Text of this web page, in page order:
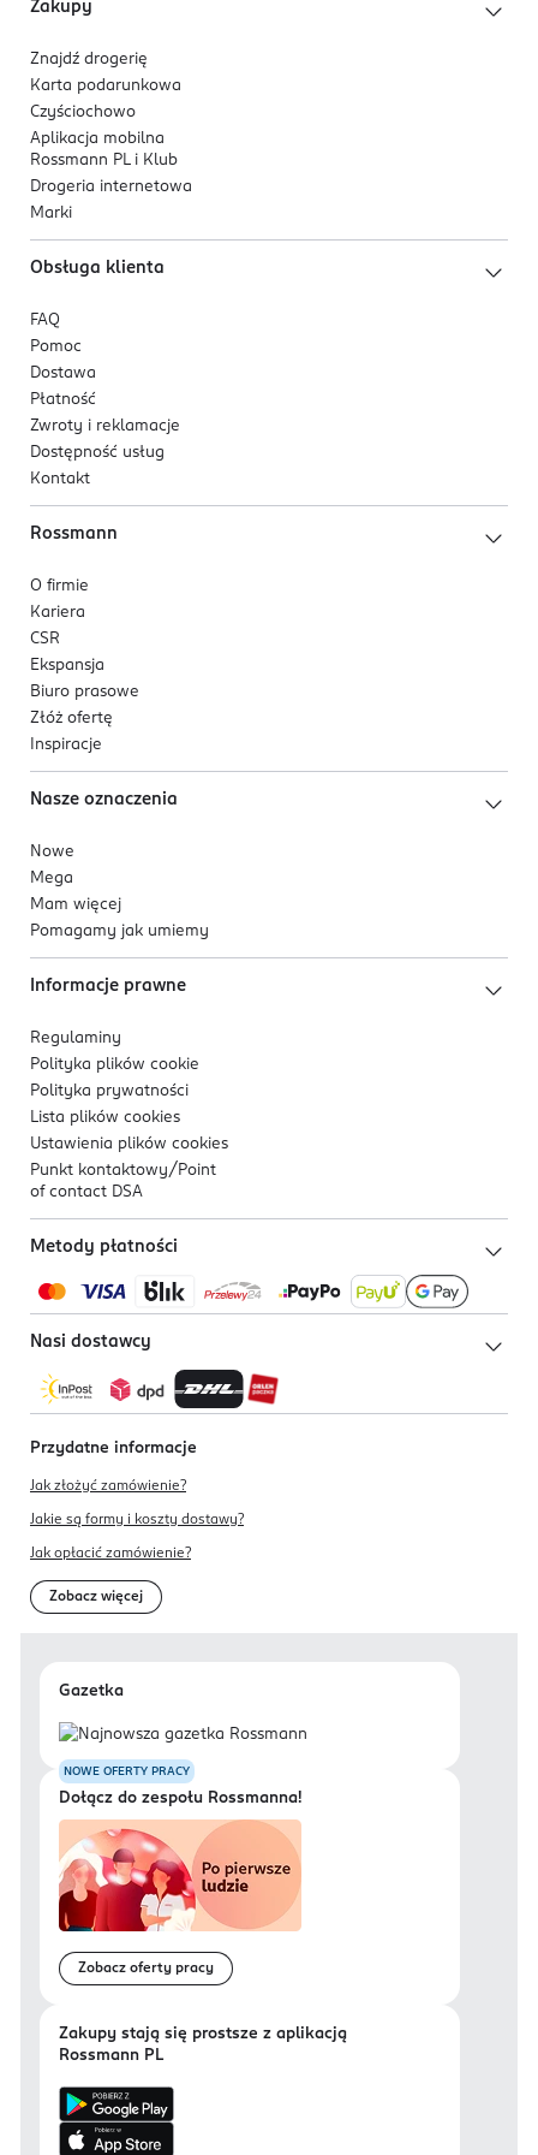
Zakupy
Znajdź drogerię
Karta podarunkowa
Czyściochowo
Aplikacja mobilna
Rossmann PL i Klub
Drogeria internetowa
Marki
Obsługa klienta
FAQ
Pomoc
Dostawa
Płatność
Zwroty i reklamacje
Dostępność usług
Kontakt
Rossmann
O firmie
Kariera
CSR
Ekspansja
Biuro prasowe
Złóż ofertę
Inspiracje
Nasze oznaczenia
Nowe
Mega
Mam więcej
Pomagamy jak umiemy
Informacje prawne
Regulaminy
Polityka plików cookie
Polityka prywatności
Lista plików cookies
Ustawienia plików cookies
Punkt kontaktowy/ Point
of contact DSA
Metody płatności
Nasi dostawcy
Przydatne informacje
Jak złożyć zamówienie?
Jakie są formy i koszty dostawy?
Jak opłacić zamówienie?
Zobacz więcej
Gazetka
NOWE OFERTY PRACY
Dołącz do zespołu Rossmanna!
Zobacz oferty pracy
Zakupy stają się prostsze z aplikacją
Rossmann PL